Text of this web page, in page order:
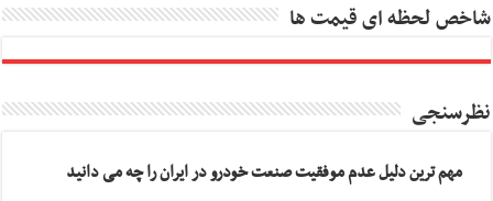
شاخص لحظه ای قیمت ها
نظرسنجی
مهم ترین دلیل عدم موفقیت صنعت خودرو در ایران را چه می دانید